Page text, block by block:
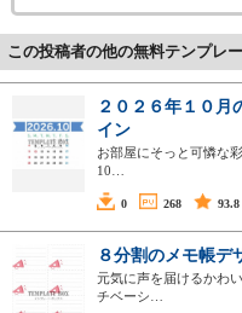
この投稿者の他の無料テンプレ
２０２６年１０月
イン
お部屋にそっと可憐な
10…
0 268 93.8
８分割のメモ帳デ
元気に声を届けるかわ
チベーシ…